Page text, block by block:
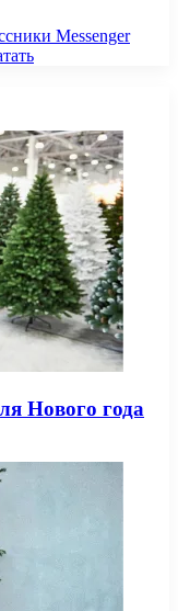
Messenger
Нового года